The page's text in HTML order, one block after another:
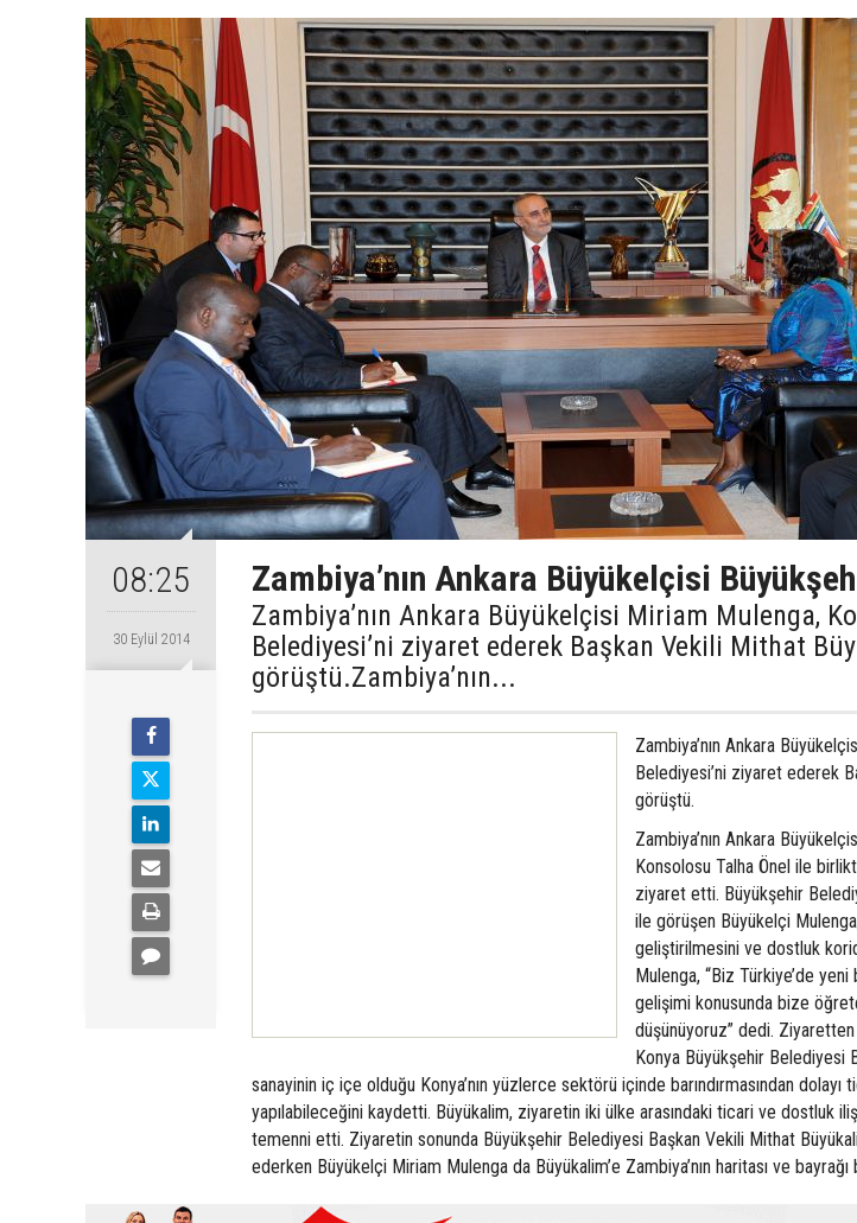
08:25
30 Eylül 2014
Zambiya’nın Ankara Büyükelçisi
Zambiya’nın Ankara Büyükelçisi Miriam Mulenga,
Belediyesi’ni ziyaret ederek Başkan Vekili Mithat
görüştü.Zambiya’nın...
Zambiya’nın Ankara
Belediyesi’ni ziyaret ederek
görüştü.
Zambiya’nın Ankara
Konsolosu Talha Önel ile
ziyaret etti. Büyükşehir
ile görüşen Büyükelçi
geliştirilmesini ve dostluk
Mulenga, “Biz Türkiye’de
gelişimi konusunda bize
düşünüyoruz” dedi.
Konya Büyükşehir Belediyesi
sanayinin iç içe olduğu Konya’nın yüzlerce sektörü içinde barındırmasından
yapılabileceğini kaydetti. Büyükalim, ziyaretin iki ülke arasındaki ticari ve dostluk
temenni etti. Ziyaretin sonunda Büyükşehir Belediyesi Başkan Vekili Mithat
ederken Büyükelçi Miriam Mulenga da Büyükalim’e Zambiya’nın haritası ve